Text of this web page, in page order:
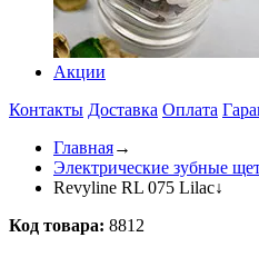
Акции
Контакты Доставка Оплата
Главная→
Электрические зубные
Revyline RL 075 Lilac↓
Код товара: 8812